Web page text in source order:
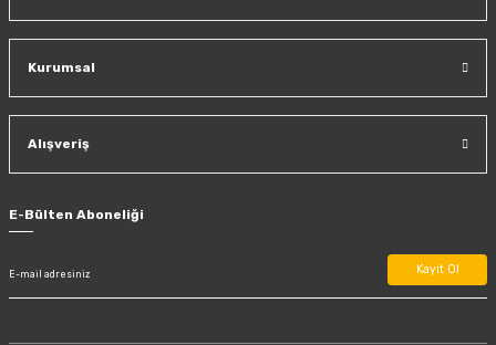
Kurumsal
Alışveriş
E-Bülten Aboneliği
Kayıt Ol